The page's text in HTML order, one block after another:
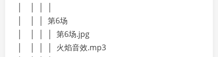
│ │ │ 第6场
│ │ │ │ 第6场.jpg
│ │ │ │ 火焰音效.mp3